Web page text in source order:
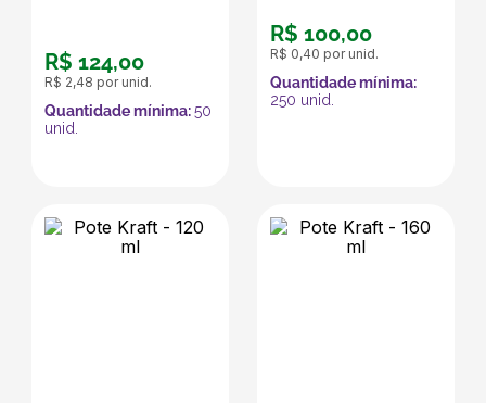
R$ 124,00
R$ 2,48 por unid.
Quantidade mínima:50
unid.
R$ 100,00
R$ 0,40 por unid.
Quantidade mínima:
250 unid.